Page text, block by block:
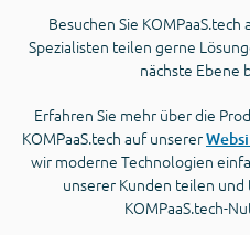
Besuchen Sie KOMPaaS.tech
Spezialisten teilen gerne
nächste Ebene
Erfahren Sie mehr über die
KOMPaaS.tech auf unserer
wir moderne Technologien
unserer Kunden teilen
KOMPaaS.tech-